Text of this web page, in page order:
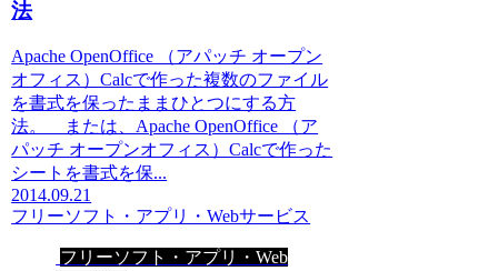
法
Apache OpenOffice （アパッチ オープン
オフィス）Calcで作った複数のファイル
を書式を保ったままひとつにする方
法。 または、Apache OpenOffice （ア
パッチ オープンオフィス）Calcで作った
シートを書式を保...
2014.09.21
フリーソフト・アプリ・Webサービス
フリーソフト・アプリ・Web